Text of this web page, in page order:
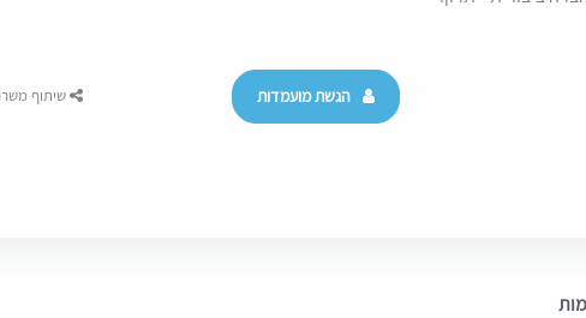
הגשת מועמדות שיתוף